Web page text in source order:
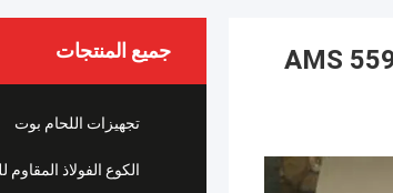
جميع المنتجات
تجهيزات اللحام بوت
الكوع الفولاذ المقاوم